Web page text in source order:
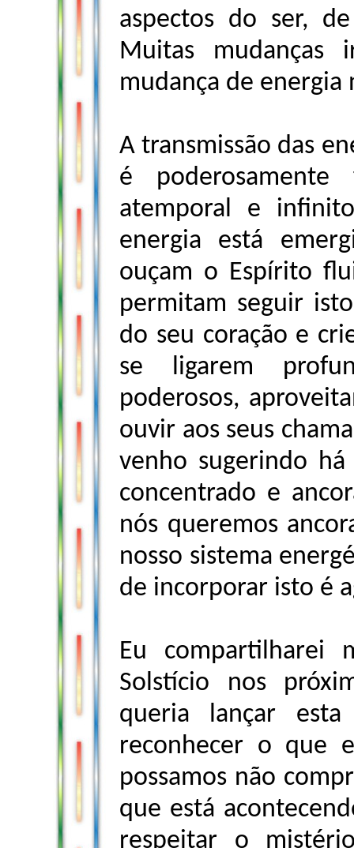
aspectos do ser,
Muitas
mudança de energia
A transmissão das
é
atemporal e
energia está
ouçam o Espírito
permitam seguir
do seu coração e
se ligarem
poderosos,
ouvir aos seus
venho sugerindo
concentrado e
nós queremos
nosso sistema
de incorporar isto é
Eu compartilharei
Solstício nos
queria lançar
reconhecer o que
possamos não
que está
respeitar o